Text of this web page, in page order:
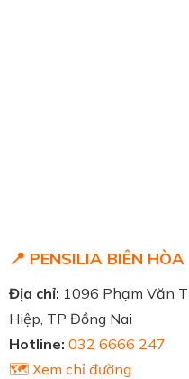
📍 PENSILIA BIÊN HÒA
Địa chỉ: 1096 Phạm Văn
Hiệp, TP Đồng Nai
Hotline: 032 6666 247
🗺️ Xem chỉ đường